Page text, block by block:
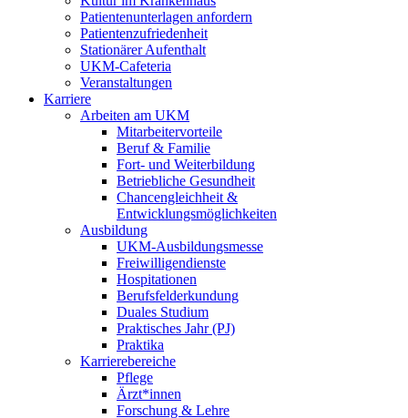
Patientenunterlagen anfordern
Patientenzufriedenheit
Stationärer Aufenthalt
UKM-Cafeteria
Veranstaltungen
Karriere
Arbeiten am UKM
Mitarbeitervorteile
Beruf & Familie
Fort- und Weiterbildung
Betriebliche Gesundheit
Chancengleichheit &
Entwicklungsmöglichkeiten
Ausbildung
UKM-Ausbildungsmesse
Freiwilligendienste
Hospitationen
Berufsfelderkundung
Duales Studium
Praktisches Jahr (PJ)
Praktika
Karrierebereiche
Pflege
Ärzt*innen
Forschung & Lehre